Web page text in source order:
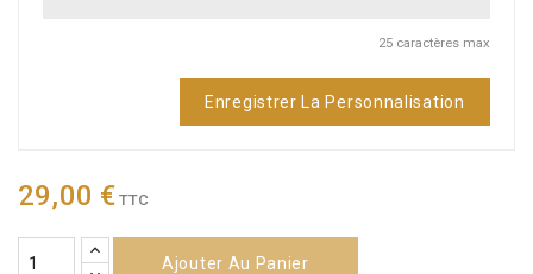
25 caractères max
Enregistrer La Personnalisation
29,00 € TTC
Ajouter Au Panier